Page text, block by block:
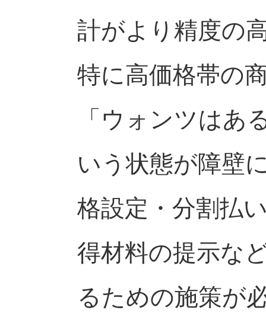
計がより精度の
特に高価格帯の
「ウォンツはあ
いう状態が障壁
格設定・分割払
得材料の提示な
るための施策が